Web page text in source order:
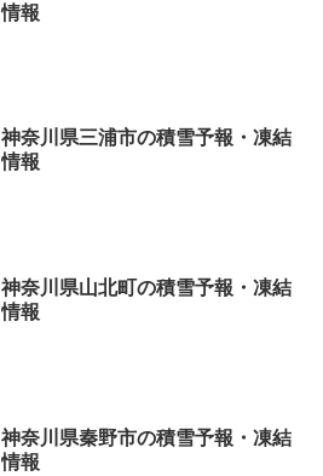
情報
神奈川県三浦市の積雪予報・凍結
情報
神奈川県山北町の積雪予報・凍結
情報
神奈川県秦野市の積雪予報・凍結
情報